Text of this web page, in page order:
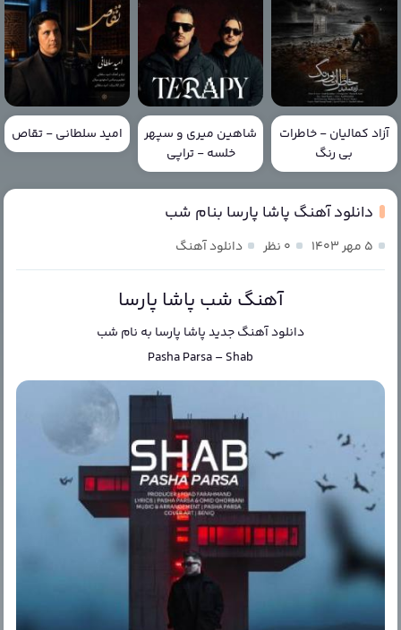
آزاد کمالیان - خاطرات
بی رنگ
شاهین میری و سپهر
خلسه - تراپی
امید سلطانی - تقاص
دانلود آهنگ پاشا پارسا بنام شب
۵ مهر ۱۴۰۳ ۰ نظر دانلود آهنگ
آهنگ شب پاشا پارسا
دانلود آهنگ جدیدپاشا پارسا به نام شب
Pasha Parsa–Shab